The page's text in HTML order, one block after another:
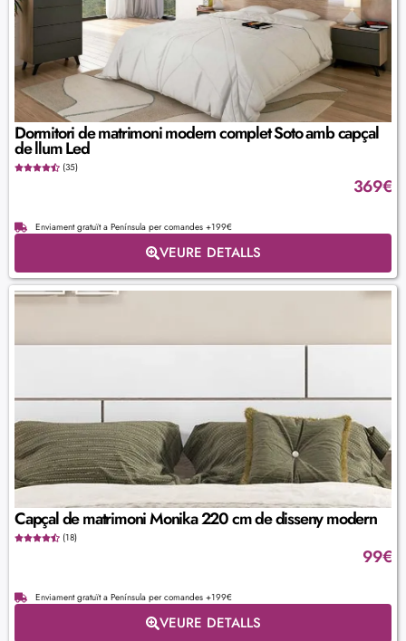
Dormitori de matrimoni modern complet Soto amb capçal
de llum Led
(35)
369€
Enviament gratuït a Península per comandes +199€
VEURE DETALLS
Capçal de matrimoni Monika 220 cm de disseny modern
(18)
99€
Enviament gratuït a Península per comandes +199€
VEURE DETALLS